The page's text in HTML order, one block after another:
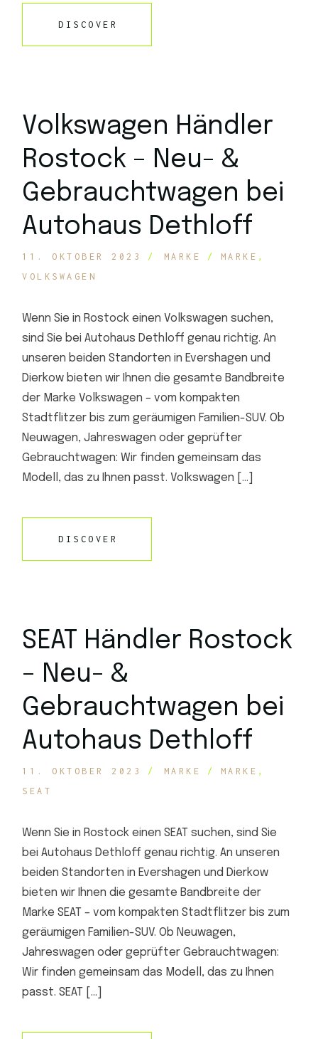
DISCOVER
Volkswagen Händler
Rostock – Neu- &
Gebrauchtwagen bei
Autohaus Dethloff
11. OKTOBER 2023 MARKE
MARKE
VOLKSWAGEN
Wenn Sie in Rostock einen Volkswagen suchen,
sind Sie bei Autohaus Dethloff genau richtig. An
unseren beiden Standorten in Evershagen und
Dierkow bieten wir Ihnen die gesamte Bandbreite
der Marke Volkswagen – vom kompakten
Stadtflitzer bis zum geräumigen Familien-SUV. Ob
Neuwagen, Jahreswagen oder geprüfter
Gebrauchtwagen: Wir finden gemeinsam das
Modell, das zu Ihnen passt. Volkswagen […]
DISCOVER
SEAT Händler Rostock
– Neu- &
Gebrauchtwagen bei
Autohaus Dethloff
11. OKTOBER 2023 MARKE
MARKE
SEAT
Wenn Sie in Rostock einen SEAT suchen, sind Sie
bei Autohaus Dethloff genau richtig. An unseren
beiden Standorten in Evershagen und Dierkow
bieten wir Ihnen die gesamte Bandbreite der
Marke SEAT – vom kompakten Stadtflitzer bis zum
geräumigen Familien-SUV. Ob Neuwagen,
Jahreswagen oder geprüfter Gebrauchtwagen:
Wir finden gemeinsam das Modell, das zu Ihnen
passt. SEAT […]